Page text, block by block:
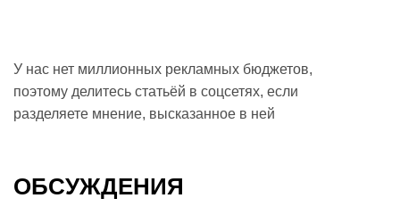
У нас нет миллионных рекламных бюджетов,
поэтому делитесь статьёй в соцсетях, если
разделяете мнение, высказанное в ней
ОБСУЖДЕНИЯ